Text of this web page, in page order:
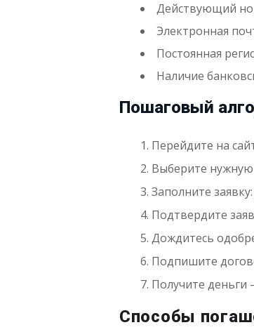
Действующий
Электронная
Постоянная
Наличие
Пошаговый
Перейдите на
Выберите нужную
Заполните
Подтвердите
Дождитесь
Подпишите
Получите деньги
Способы